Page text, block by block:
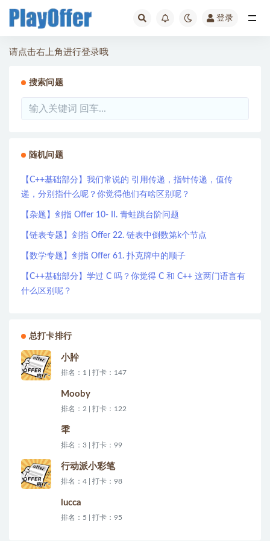
登录
请点击右上角进行登录哦
搜索问题
随机问题
【C++基础部分】我们常说的 引用传递，指针传递，值传
递，分别指什么呢？你觉得他们有啥区别呢？
【杂题】剑指 Offer 10- II. 青蛙跳台阶问题
【链表专题】剑指 Offer 22. 链表中倒数第k个节点
【数学专题】剑指 Offer 61. 扑克牌中的顺子
【C++基础部分】学过 C 吗？你觉得 C 和 C++ 这两门语言有
什么区别呢？
总打卡排行
小肸
排名：1 | 打卡：147
Mooby
排名：2 | 打卡：122
秊
排名：3 | 打卡：99
行动派小彩笔
排名：4 | 打卡：98
lucca
排名：5 | 打卡：95